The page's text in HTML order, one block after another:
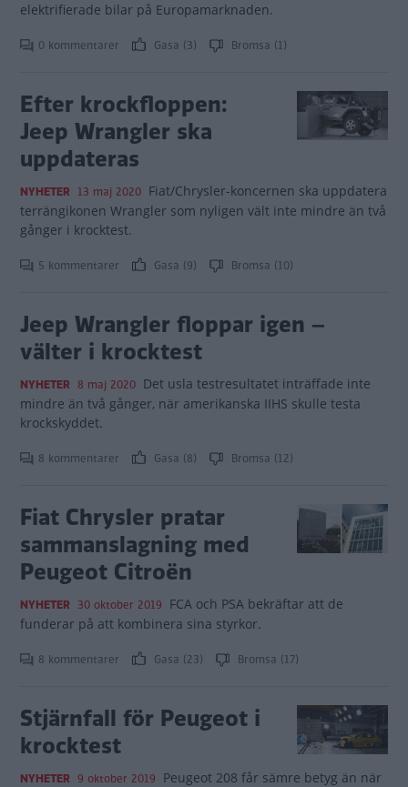
elektrifierade bilar på Europamarknaden.
0 kommentarer Gasa (3) Bromsa (1)
Efter krockfloppen:
Jeep Wrangler ska
uppdateras
NYHETER 13 maj 2020 Fiat/Chrysler-koncernen ska uppdatera
terrängikonen Wrangler som nyligen vält inte mindre än två
gånger i krocktest.
5 kommentarer Gasa (9) Bromsa (10)
Jeep Wrangler floppar igen –
välter i krocktest
NYHETER 8 maj 2020 Det usla testresultatet inträffade inte
mindre än två gånger, när amerikanska IIHS skulle testa
krockskyddet.
8 kommentarer Gasa (8) Bromsa (12)
Fiat Chrysler pratar
sammanslagning med
Peugeot Citroën
NYHETER 30 oktober 2019 FCA och PSA bekräftar att de
funderar på att kombinera sina styrkor.
8 kommentarer Gasa (23) Bromsa (17)
Stjärnfall för Peugeot i
krocktest
NYHETER 9 oktober 2019 Peugeot 208 får sämre betyg än när